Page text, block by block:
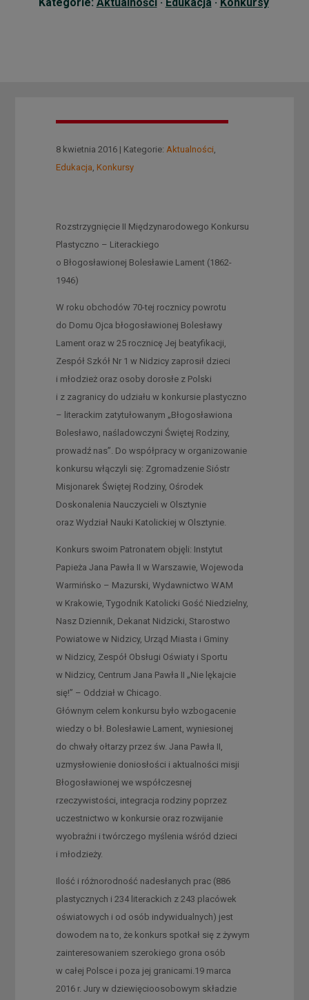
Kategorie: Aktualności· Edukacja · Konkursy
8 kwietnia 2016 | Kategorie: Aktualności
Edukacja Konkursy
Rozstrzygnięcie II Międzynarodowego Konkursu
Plastyczno – Literackiego
o Błogosławionej Bolesławie Lament (1862-
1946)
W roku obchodów 70-tej rocznicy powrotu
do Domu Ojca błogosławionej Bolesławy
Lament oraz w 25 rocznicę Jej beatyfikacji,
Zespół Szkół Nr 1 w Nidzicy zaprosił dzieci
i młodzież oraz osoby dorosłe z Polski
i z zagranicy do udziału w konkursie plastyczno
– literackim zatytułowanym „Błogosławiona
Bolesławo, naśladowczyni Świętej Rodziny,
prowadź nas”. Do współpracy w organizowanie
konkursu włączyli się: Zgromadzenie Sióstr
Misjonarek Świętej Rodziny, Ośrodek
Doskonalenia Nauczycieli w Olsztynie
oraz Wydział Nauki Katolickiej w Olsztynie.
Konkurs swoim Patronatem objęli: Instytut
Papieża Jana Pawła II w Warszawie, Wojewoda
Warmińsko – Mazurski, Wydawnictwo WAM
w Krakowie, Tygodnik Katolicki Gość Niedzielny,
Nasz Dziennik, Dekanat Nidzicki, Starostwo
Powiatowe w Nidzicy, Urząd Miasta i Gminy
w Nidzicy, Zespół Obsługi Oświaty i Sportu
w Nidzicy, Centrum Jana Pawła II „Nie lękajcie
się!” – Oddział w Chicago.
Głównym celem konkursu było wzbogacenie
wiedzy o bł. Bolesławie Lament, wyniesionej
do chwały ołtarzy przez św. Jana Pawła II,
uzmysłowienie doniosłości i aktualności misji
Błogosławionej we współczesnej
rzeczywistości, integracja rodziny poprzez
uczestnictwo w konkursie oraz rozwijanie
wyobraźni i twórczego myślenia wśród dzieci
i młodzieży.
Ilość i różnorodność nadesłanych prac (886
plastycznych i 234 literackich z 243 placówek
oświatowych i od osób indywidualnych) jest
dowodem na to, że konkurs spotkał się z żywym
zainteresowaniem szerokiego grona osób
w całej Polsce i poza jej granicami.19 marca
2016 r. Jury w dziewięcioosobowym składzie